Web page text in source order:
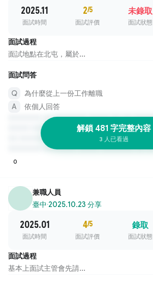
2025.11
面試時間
2/5
面試評價
未錄取
面試狀態
面試過程
面試地點在北屯，屬於...
面試問答
為什麼從上一份工作離職
依個人回答
解鎖 481 字完整內容
3 人已看過
0
兼職人員
臺中·2025.10.23 分享
2025.01
面試時間
4/5
面試評價
錄取
面試狀態
面試過程
基本上面試主管會先請...